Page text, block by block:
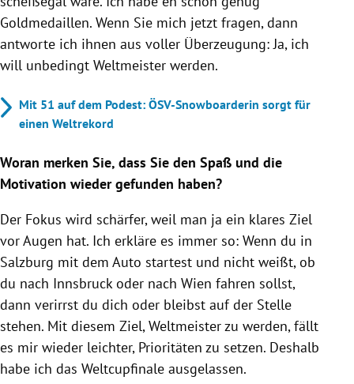
Goldmedaillen. Wenn Sie mich jetzt fragen, dann
antworte ich ihnen aus voller Überzeugung: Ja, ich
will unbedingt Weltmeister werden.
Mit 51 auf dem Podest: ÖSV-Snowboarderin sorgt für
einen Weltrekord
Woran merken Sie, dass Sie den Spaß und die
Motivation wieder gefunden haben?
Der Fokus wird schärfer, weil man ja ein klares Ziel
vor Augen hat. Ich erkläre es immer so: Wenn du in
Salzburg mit dem Auto startest und nicht weißt, ob
du nach Innsbruck oder nach Wien fahren sollst,
dann verirrst du dich oder bleibst auf der Stelle
stehen. Mit diesem Ziel, Weltmeister zu werden, fällt
es mir wieder leichter, Prioritäten zu setzen. Deshalb
habe ich das Weltcupfinale ausgelassen.